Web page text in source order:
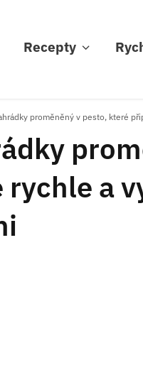
Recepty
proměněný v pesto, které
a